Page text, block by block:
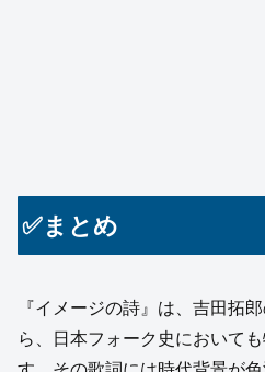
✅まとめ
『イメージの詩』は、吉田拓
ら、日本フォーク史において